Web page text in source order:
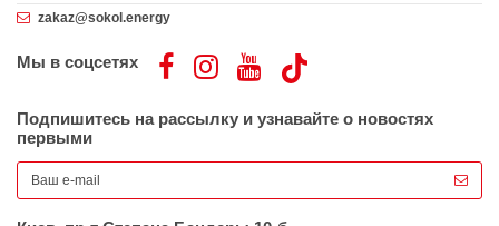
zakaz@sokol.energy
Мы в соцсетях
Подпишитесь на рассылку и узнавайте о новостях
первыми